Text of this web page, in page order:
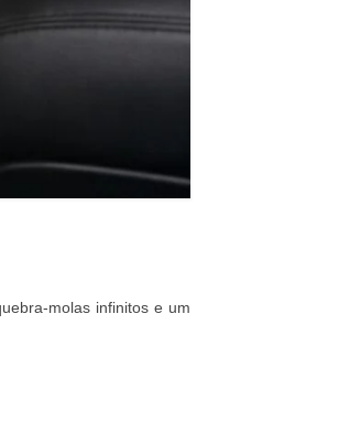
molas infinitos e um